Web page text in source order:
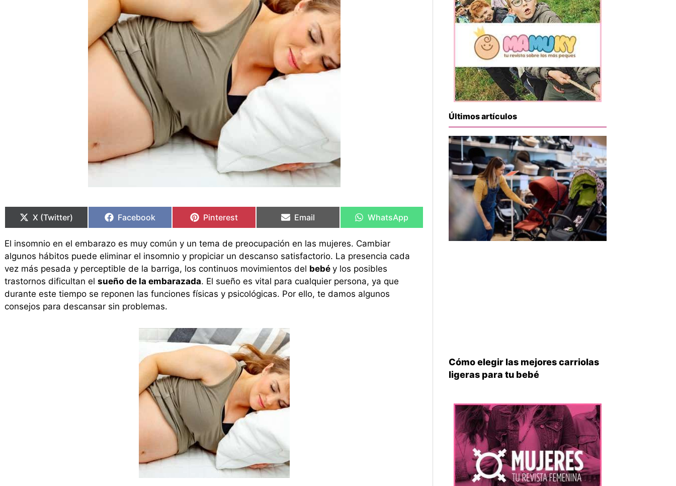
en
X (Twitter)
en
Facebook
en
Pinterest
en
Email
en
WhatsApp
El insomnio en el embarazo es muy común y un tema de preocupación en las mujeres. Cambiar
algunos hábitos puede eliminar el insomnio y propiciar un descanso satisfactorio. La presencia cada
vez más pesada y perceptible de la barriga, los continuos movimientos del bebé y los posibles
trastornos dificultan el sueño de la embarazada. El sueño es vital para cualquier persona, ya que
durante este tiempo se reponen las funciones físicas y psicológicas. Por ello, te damos algunos
consejos para descansar sin problemas.
en
en
en
en
en
Últimos artículos
Cómo elegir las mejores carriolas
ligeras para tu bebé